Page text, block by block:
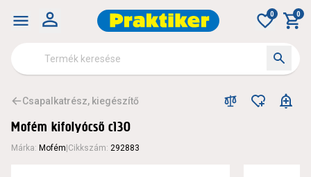
0 0
Csapalkatrész, kiegészítő
Mofém kifolyócső c130
Márka: Mofém Cikkszám: 292883